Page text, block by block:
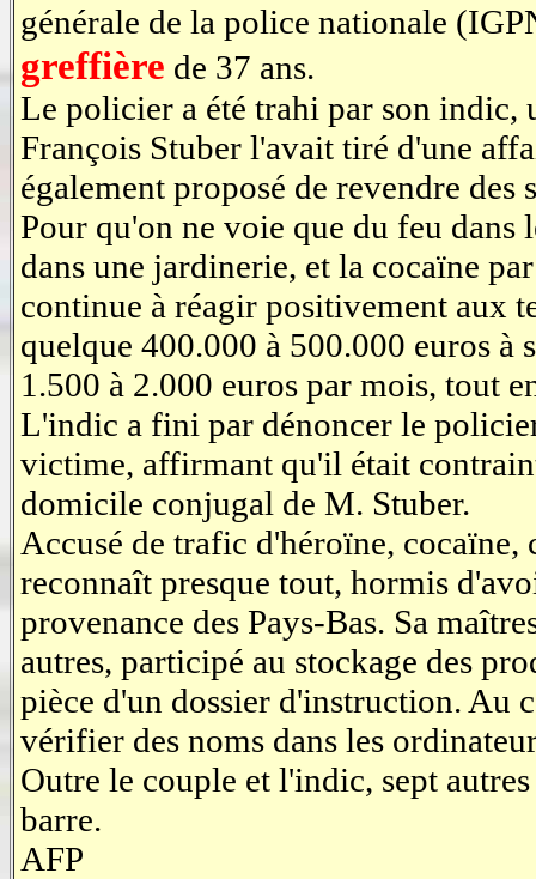
générale de la police nationale
greffière de 37 ans.
Le policier a été trahi par son indic,
François Stuber l'avait tiré d'une
également proposé de revendre des
Pour qu'on ne voie que du feu dans
dans une jardinerie, et la cocaïne
continue à réagir positivement aux
quelque 400.000 à 500.000 euros
1.500 à 2.000 euros par mois, tout
L'indic a fini par dénoncer le
victime, affirmant qu'il était
domicile conjugal de M. Stuber.
Accusé de trafic d'héroïne, cocaïne,
reconnaît presque tout, hormis
provenance des Pays-Bas. Sa
autres, participé au stockage des
pièce d'un dossier d'instruction. Au
vérifier des noms dans les
Outre le couple et l'indic, sept
barre.
AFP